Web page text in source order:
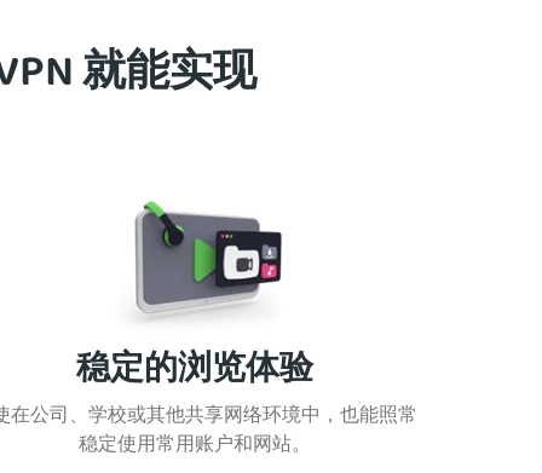
就能实现
稳定的浏览体验
在公司、学校或其他共享网络环境中，也能照常
稳定使用常用账户和网站。